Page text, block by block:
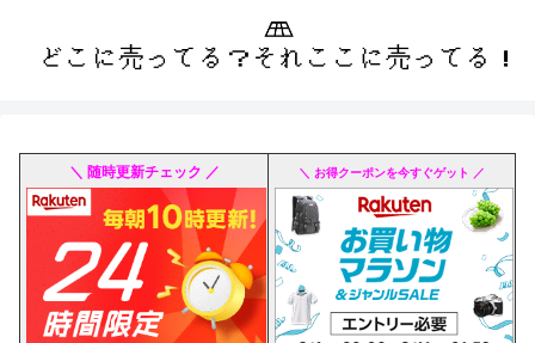
＼ 随時更新チェック ／ ＼ お得クーポンを今すぐゲット ／